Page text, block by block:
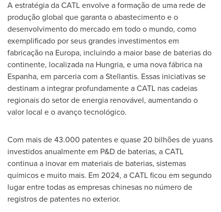
A estratégia da CATL envolve a formação de uma rede de
produção global que garanta o abastecimento e o
desenvolvimento do mercado em todo o mundo, como
exemplificado por seus grandes investimentos em
fabricação na Europa, incluindo a maior base de baterias do
continente, localizada na Hungria, e uma nova fábrica na
Espanha, em parceria com a Stellantis. Essas iniciativas se
destinam a integrar profundamente a CATL nas cadeias
regionais do setor de energia renovável, aumentando o
valor local e o avanço tecnológico.
Com mais de 43.000 patentes e quase 20 bilhões de yuans
investidos anualmente em P&D de baterias, a CATL
continua a inovar em materiais de baterias, sistemas
químicos e muito mais. Em 2024, a CATL ficou em segundo
lugar entre todas as empresas chinesas no número de
registros de patentes no exterior.